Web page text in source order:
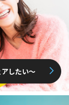
したい〜